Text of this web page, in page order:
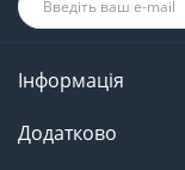
Інформація
Додатково